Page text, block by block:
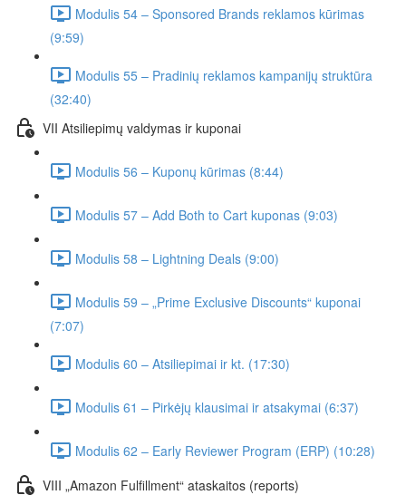
Modulis 54 – Sponsored Brands reklamos kūrimas
(9:59)
Modulis 55 – Pradinių reklamos kampanijų struktūra
(32:40)
VII Atsiliepimų valdymas ir kuponai
Modulis 56 – Kuponų kūrimas (8:44)
Modulis 57 – Add Both to Cart kuponas (9:03)
Modulis 58 – Lightning Deals (9:00)
Modulis 59 – „Prime Exclusive Discounts“ kuponai
(7:07)
Modulis 60 – Atsiliepimai ir kt. (17:30)
Modulis 61 – Pirkėjų klausimai ir atsakymai (6:37)
Modulis 62 – Early Reviewer Program (ERP) (10:28)
VIII „Amazon Fulfillment“ ataskaitos (reports)